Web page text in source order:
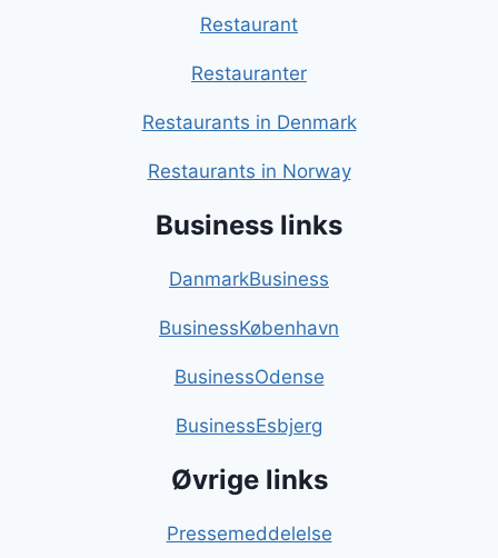
Restaurant
Restauranter
Restaurants in Denmark
Restaurants in Norway
Business links
DanmarkBusiness
BusinessKøbenhavn
BusinessOdense
BusinessEsbjerg
Øvrige links
Pressemeddelelse